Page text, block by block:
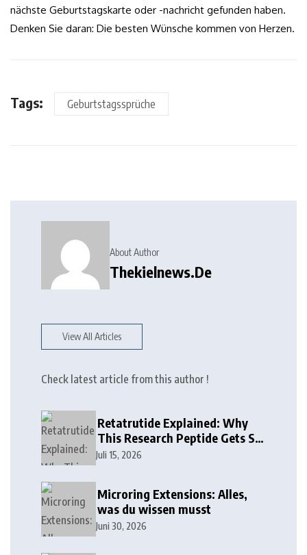
nächste Geburtstagskarte oder -nachricht gefunden haben.
Denken Sie daran: Die besten Wünsche kommen von Herzen.
Tags: Geburtstagssprüche
About Author
Thekielnews.de
View All Articles
Check latest article from this author !
Retatrutide Explained: Why
This Research Peptide Gets So
Much Attention
Juli 15, 2026
Microring Extensions: Alles,
was du wissen musst
Juni 30, 2026